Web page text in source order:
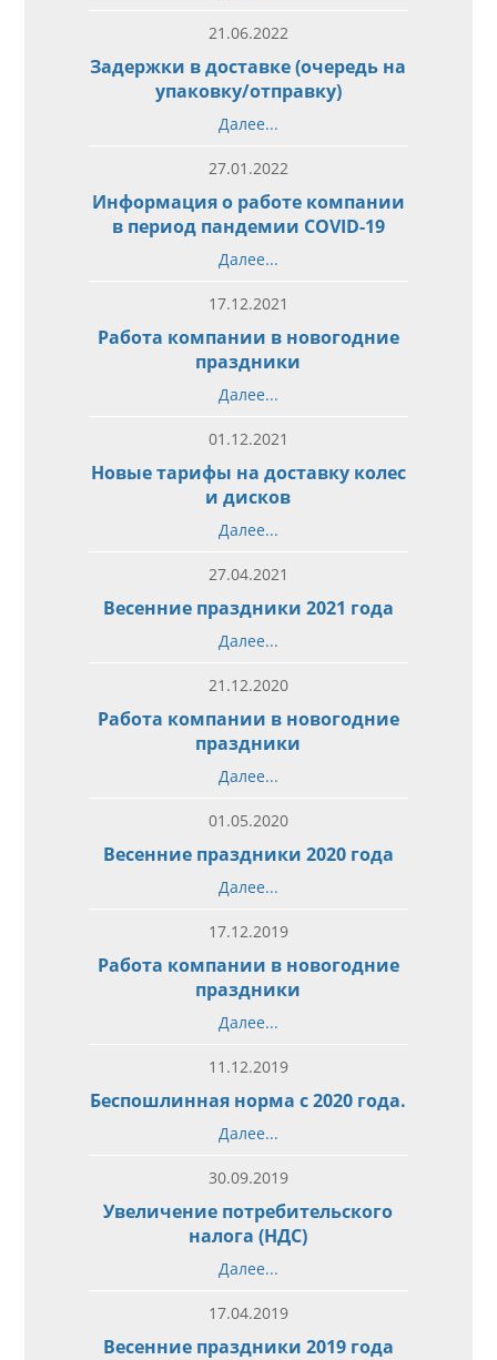
21.06.2022
Задержки в доставке (очередь на
упаковку/отправку)
Далее...
27.01.2022
Информация о работе компании
в период пандемии COVID-19
Далее...
17.12.2021
Работа компании в новогодние
праздники
Далее...
01.12.2021
Новые тарифы на доставку колес
и дисков
Далее...
27.04.2021
Весенние праздники 2021 года
Далее...
21.12.2020
Работа компании в новогодние
праздники
Далее...
01.05.2020
Весенние праздники 2020 года
Далее...
17.12.2019
Работа компании в новогодние
праздники
Далее...
11.12.2019
Беспошлинная норма с 2020 года.
Далее...
30.09.2019
Увеличение потребительского
налога (НДС)
Далее...
17.04.2019
Весенние праздники 2019 года